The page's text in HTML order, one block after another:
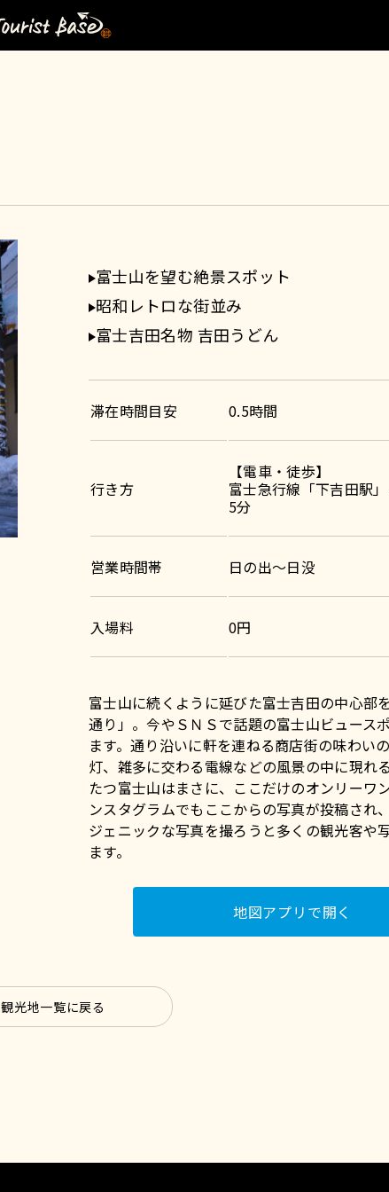
富士山を望む絶景スポット
昭和レトロな街並み
富士吉田名物 吉田うどん
滞在時間目安 0.5時間
行き方
【電車・徒歩】
富士急行線「下吉田駅
5分
営業時間帯 日の出〜日没
入場料 0円
富士山に続くように延びた富士吉田の中心部
通り」。今やＳＮＳで話題の富士山ビュース
ます。通り沿いに軒を連ねる商店街の味わい
灯、雑多に交わる電線などの風景の中に現れ
たつ富士山はまさに、ここだけのオンリーワ
ンスタグラムでもここからの写真が投稿され
ジェニックな写真を撮ろうと多くの観光客や
ます。
地図アプリで開く
観光地一覧に戻る